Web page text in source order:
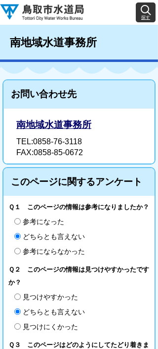
探す
南地域水道事務所
お問い合わせ先
南地域水道事務所
TEL:0858-76-3118
FAX:0858-85-0672
このページに関するアンケート
Ｑ１ このページの情報は参考になりましたか？
参考になった
どちらとも言えない
参考にならなかった
Ｑ２ このページの情報は見つけやすかったです
か？
見つけやすかった
どちらとも言えない
見つけにくかった
Ｑ３ このページはどのようにしてたどり着きま